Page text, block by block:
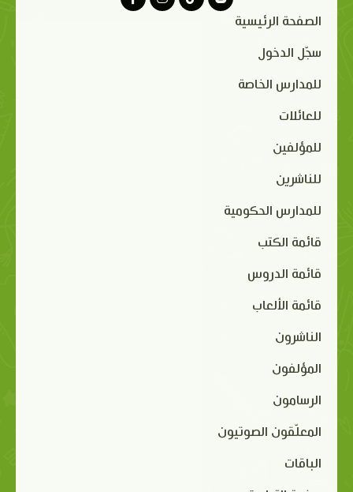
الصفحة الرئيسية
سجّل الدخول
للمدارس الخاصة
للعائلات
للمؤلفين
للناشرين
للمدارس الحكومية
قائمة الكتب
قائمة الدروس
قائمة الألعاب
الناشرون
المؤلفون
الرسامون
المعلّقون الصوتيون
الباقات